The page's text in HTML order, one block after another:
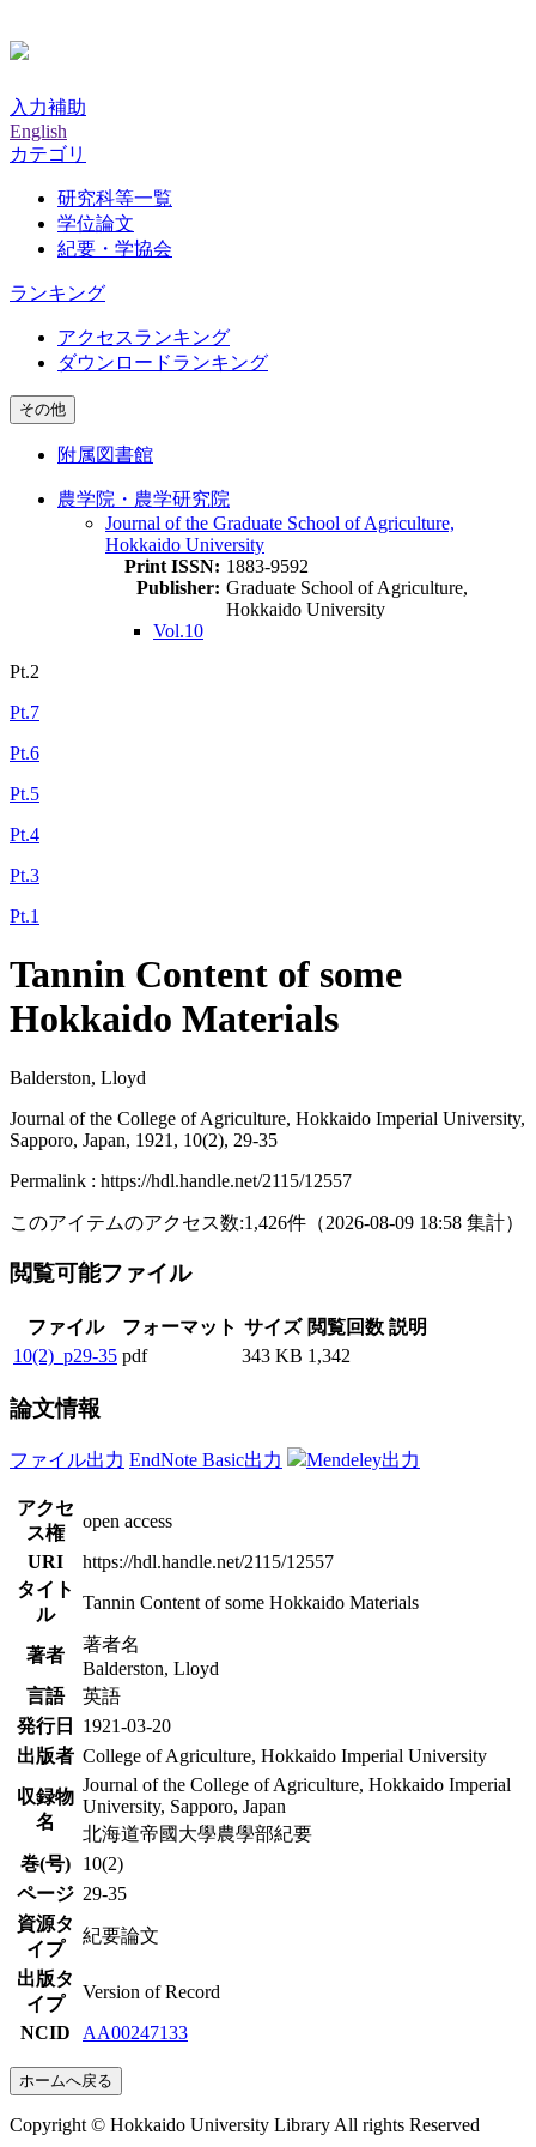
入力補助
English
カテゴリ
研究科等一覧
学位論文
紀要・学協会
ランキング
アクセスランキング
ダウンロードランキング
その他
附属図書館
農学院・農学研究院
Journal of the Graduate School of Agriculture,
Hokkaido University
Print ISSN: 1883-9592
Publisher: Graduate School of Agriculture,
Hokkaido University
Vol.10
Pt.2
Pt.7
Pt.6
Pt.5
Pt.4
Pt.3
Pt.1
Tannin Content of some
Hokkaido Materials
Balderston, Lloyd
Journal of the College of Agriculture, Hokkaido Imperial University,
Sapporo, Japan, 1921, 10(2), 29-35
Permalink : https://hdl.handle.net/2115/12557
このアイテムのアクセス数:1,426件 （2026-08-09 18:58 集計）
閲覧可能ファイル
ファイル フォーマット サイズ 閲覧回数 説明
10(2)_p29-35 pdf 343 KB 1,342
論文情報
ファイル出力 EndNote Basic出力 Mendeley出力
アクセ
ス権
open access
URI
https://hdl.handle.net/2115/12557
タイト
ル
Tannin Content of some Hokkaido Materials
著者
著者名
Balderston, Lloyd
言語
英語
発行日
1921-03-20
出版者 College of Agriculture, Hokkaido Imperial University
収録物
名
Journal of the College of Agriculture, Hokkaido Imperial
University, Sapporo, Japan
北海道帝國大學農學部紀要
巻(号)
10(2)
ページ 29-35
資源タ
イプ
紀要論文
出版タ
イプ
Version of Record
NCID
AA00247133
ホームへ戻る
Copyright © Hokkaido University Library All rights Reserved